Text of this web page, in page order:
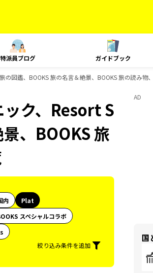
特派員ブログ ガイドブック
図鑑、BOOKS 旅の名言＆絶景、BOOKS 旅の読み物
ク、Resort S
、BOOKS 旅
内
Plat
スペシャルコラボ
絞り込み条件を追加
AD
国